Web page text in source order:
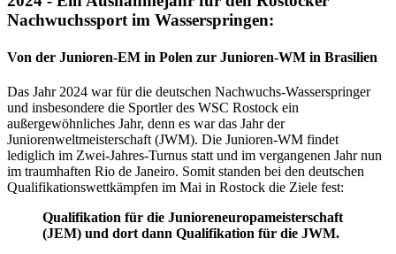
Nachwuchssport im Wasserspringen:
Von der Junioren-EM in Polen zur Junioren-WM in Brasilien
Das Jahr 2024 war für die deutschen Nachwuchs-Wasserspringer
und insbesondere die Sportler des WSC Rostock ein
außergewöhnliches Jahr, denn es war das Jahr der
Juniorenweltmeisterschaft (JWM). Die Junioren-WM findet
lediglich im Zwei-Jahres-Turnus statt und im vergangenen Jahr nun
im traumhaften Rio de Janeiro. Somit standen bei den deutschen
Qualifikationswettkämpfen im Mai in Rostock die Ziele fest:
Qualifikation für die Junioreneuropameisterschaft
(JEM) und dort dann Qualifikation für die JWM.